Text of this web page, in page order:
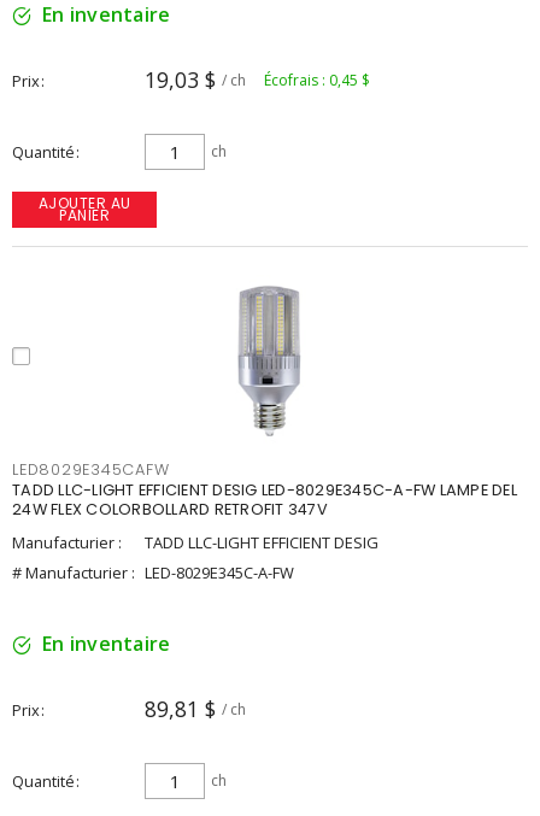
En inventaire
Prix 19,03 $ / ch Écofrais : 0,45 $
Quantité ch
AJOUTER AU
PANIER
LED8029E345CAFW
TADD LLC-LIGHT EFFICIENT DESIG LED-8029E345C-A-FW LAMPE DEL
24W FLEX COLORBOLLARD RETROFIT 347V
Manufacturier :
TADD LLC-LIGHT EFFICIENT DESIG
# Manufacturier : LED-8029E345C-A-FW
En inventaire
Prix 89,81 $ / ch
Quantité ch